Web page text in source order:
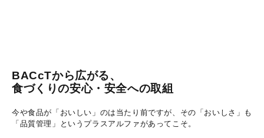
BACcTから広がる、
食づくりの安心・安全への取組
今や食品が「おいしい」のは当たり前ですが、その「おいしさ」も
「品質管理」というプラスアルファがあってこそ。